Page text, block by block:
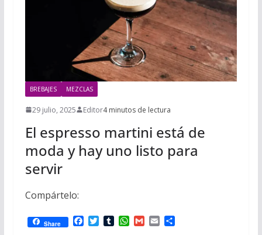
BREBAJES MEZCLAS
29 julio, 2025 Editor4 minutos de lectura
El espresso martini está de
moda y hay uno listo para
servir
Compártelo:
Share
F
T
T
W G
E
C